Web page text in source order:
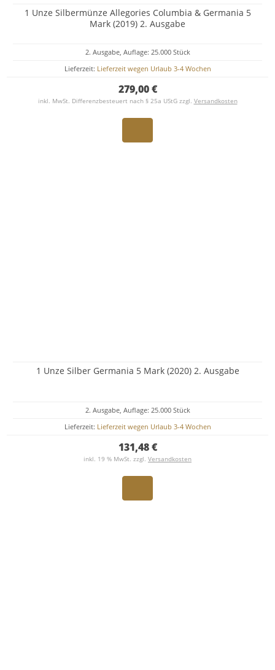
1 Unze Silbermünze Allegories Columbia & Germania 5
Mark (2019) 2. Ausgabe
2. Ausgabe, Auflage: 25.000 Stück
Lieferzeit: Lieferzeit wegen Urlaub 3-4 Wochen
279,00 €
inkl. MwSt. Differenzbesteuert nach § 25a UStG zzgl. Versandkosten
1 Unze Silber Germania 5 Mark (2020) 2. Ausgabe
2. Ausgabe, Auflage: 25.000 Stück
Lieferzeit: Lieferzeit wegen Urlaub 3-4 Wochen
131,48 €
inkl. 19 % MwSt. zzgl. Versandkosten